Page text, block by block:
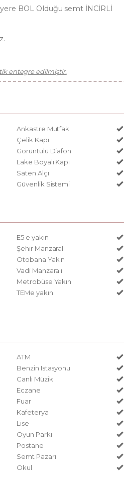
BOL Olduğu semt İNCİRLİ
entegre edilmiştir.
Ankastre Mutfak
Çelik Kapı
Görüntülü Diafon
Lake Boyalı Kapı
Saten Alçı
Güvenlik Sistemi
E5 e yakın
Şehir Manzaralı
Otobana Yakın
Vadi Manzaralı
Metrobüse Yakın
TEMe yakın
ATM
Benzin Istasyonu
Canlı Müzik
Eczane
Fuar
Kafeterya
Lise
Oyun Parkı
Postane
Semt Pazarı
Okul